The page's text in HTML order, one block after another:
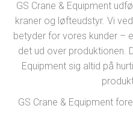
GS Crane & Equipment
kraner og løfteudstyr. Vi
betyder for vores kunder –
det ud over produktionen.
Equipment sig altid på
GS Crane & Equipment